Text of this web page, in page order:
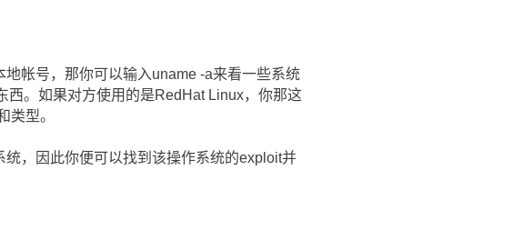
帐号，那你可以输入uname -a来看一些系统
西。如果对方使用的是RedHat Linux，你那这
类型。
，因此你便可以找到该操作系统的exploit并